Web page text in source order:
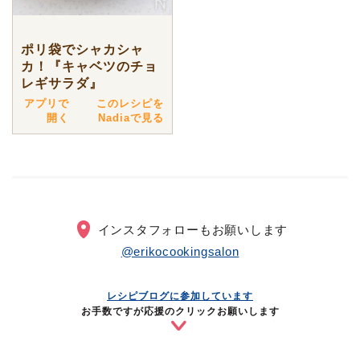
ポリ袋でシャカシャ
カ！『キャベツのチョ
レギサラダ』
アプリで
開く
このレシピを
Nadiaで見る
インスタフォローもお願いします
@erikocookingsalon
レシピブログに参加しています
お手数ですが応援のクリックお願いします